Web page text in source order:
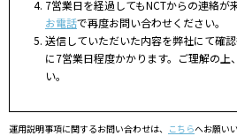
7営業日を経過してもNCTからの連絡が
お電話で再度お問い合わせください。
送信していただいた内容を弊社にて確
に7営業日程度かかります。ご理解の上
い。
運用説明事項に関するお問い合わせは、 こちらへお願い